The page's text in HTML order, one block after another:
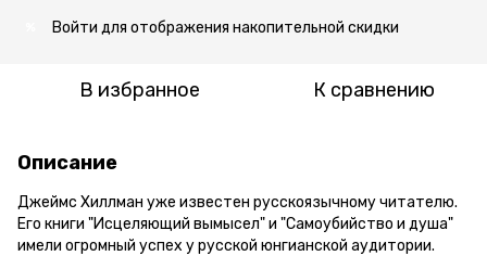
Войти для отображения накопительной скидки
В избранное К сравнению
Описание
Джеймс Хиллман уже известен русскоязычному читателю.
Его книги "Исцеляющий вымысел" и "Самоубийство и душа"
имели огромный успех у русской юнгианской аудитории.